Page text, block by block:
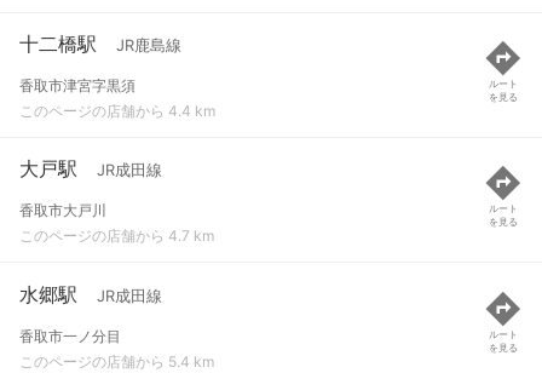
十二橋駅 JR鹿島線
香取市津宮字黒須
このページの店舗から 4.4 km
ルート
を見る
大戸駅 JR成田線
香取市大戸川
このページの店舗から 4.7 km
ルート
を見る
水郷駅 JR成田線
香取市一ノ分目
このページの店舗から 5.4 km
ルート
を見る